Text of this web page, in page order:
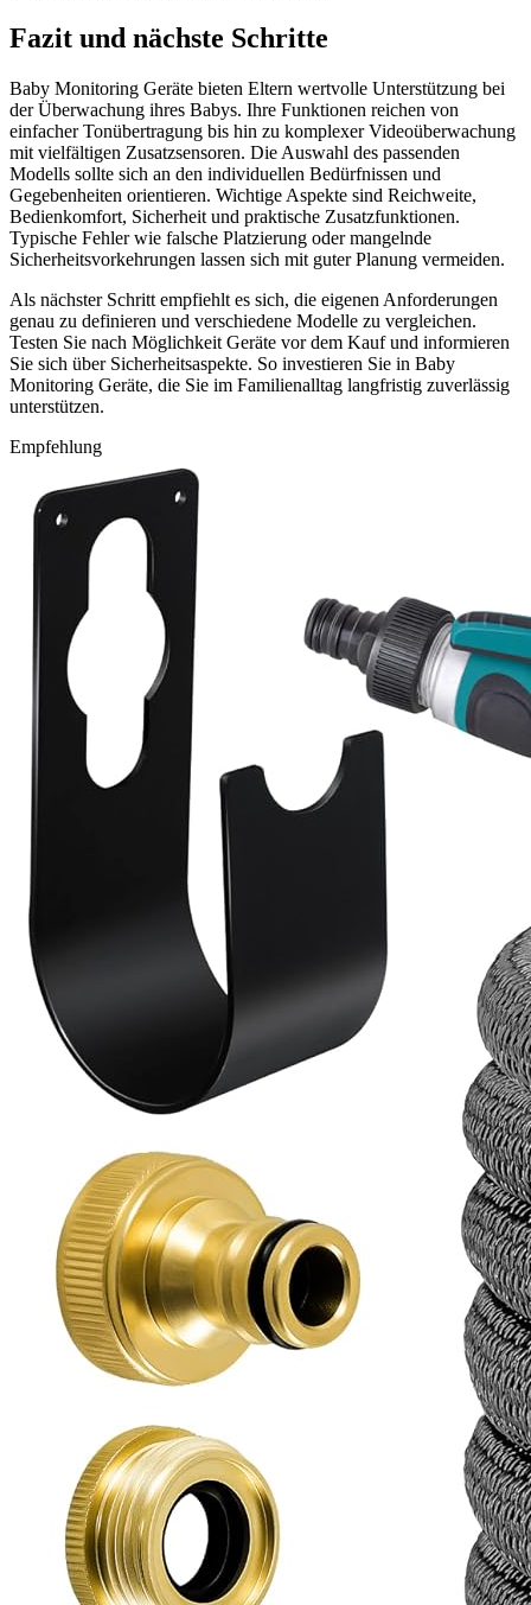
Fazit und nächste Schritte
Baby Monitoring Geräte bieten Eltern wertvolle Unterstützung bei
der Überwachung ihres Babys. Ihre Funktionen reichen von
einfacher Tonübertragung bis hin zu komplexer Videoüberwachung
mit vielfältigen Zusatzsensoren. Die Auswahl des passenden
Modells sollte sich an den individuellen Bedürfnissen und
Gegebenheiten orientieren. Wichtige Aspekte sind Reichweite,
Bedienkomfort, Sicherheit und praktische Zusatzfunktionen.
Typische Fehler wie falsche Platzierung oder mangelnde
Sicherheitsvorkehrungen lassen sich mit guter Planung vermeiden.
Als nächster Schritt empfiehlt es sich, die eigenen Anforderungen
genau zu definieren und verschiedene Modelle zu vergleichen.
Testen Sie nach Möglichkeit Geräte vor dem Kauf und informieren
Sie sich über Sicherheitsaspekte. So investieren Sie in Baby
Monitoring Geräte, die Sie im Familienalltag langfristig zuverlässig
unterstützen.
Empfehlung